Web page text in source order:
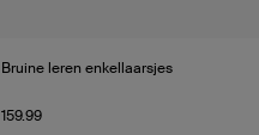
Bruine leren enkellaarsjes
159.99